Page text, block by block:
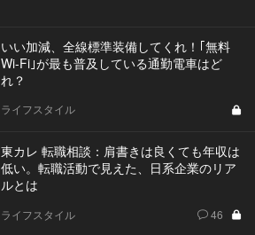
いい加減、全線標準装備してくれ！｢無料
Wi-Fi｣が最も普及している通勤電車はど
れ？
ライフスタイル
東カレ 転職相談：肩書きは良くても年収は
低い。転職活動で見えた、日系企業のリア
ルとは
ライフスタイル 46